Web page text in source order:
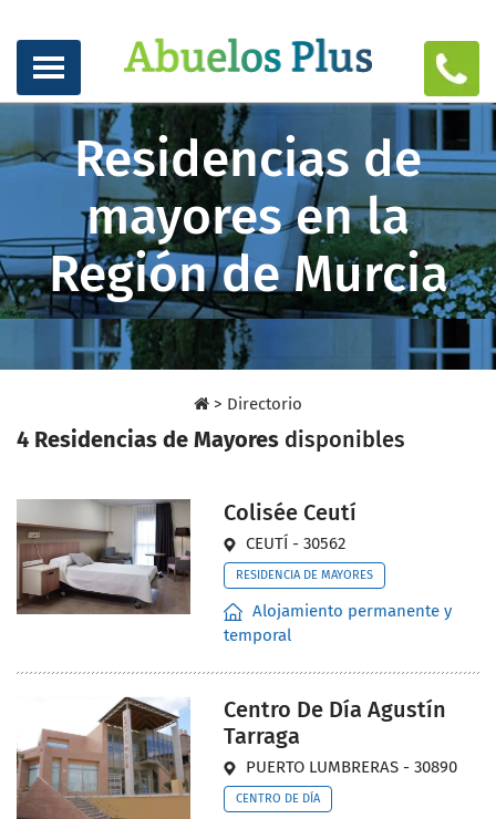
Residencias de
mayores en la
Región de Murcia
> Directorio
4 Residencias de Mayores disponibles
Colisée Ceutí
CEUTÍ - 30562
RESIDENCIA DE MAYORES
Alojamiento permanente y
temporal
Centro De Día Agustín
Tarraga
PUERTO LUMBRERAS - 30890
CENTRO DE DÍA